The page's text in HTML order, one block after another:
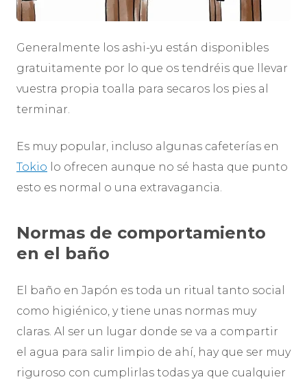
Generalmente los ashi-yu están disponibles
gratuitamente por lo que os tendréis que llevar
vuestra propia toalla para secaros los pies al
terminar.
Es muy popular, incluso algunas cafeterías en
Tokio lo ofrecen aunque no sé hasta que punto
esto es normal o una extravagancia.
Normas de comportamiento
en el baño
El baño en Japón es toda un ritual tanto social
como higiénico, y tiene unas normas muy
claras. Al ser un lugar donde se va a compartir
el agua para salir limpio de ahí, hay que ser muy
riguroso con cumplirlas todas ya que cualquier